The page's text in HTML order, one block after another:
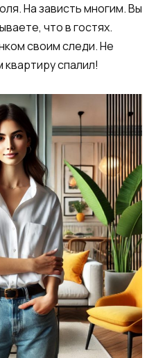
На зависть многим. Вы
что в гостях.
своим следи. Не
спалил!